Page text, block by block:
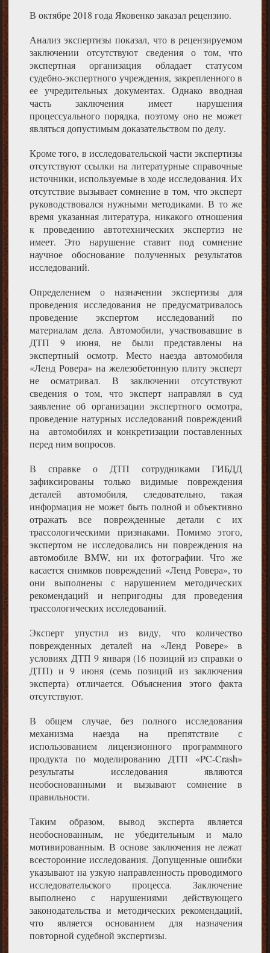
В октябре 2018 года Яковенко заказал рецензию.
Анализ экспертизы показал, что в рецензируемом
заключении отсутствуют сведения о том, что
экспертная организация обладает статусом
судебно-экспертного учреждения, закрепленного в
ее учредительных документах. Однако вводная
часть заключения имеет нарушения
процессуального порядка, поэтому оно не может
являться допустимым доказательством по делу.
Кроме того, в исследовательской части экспертизы
отсутствуют ссылки на литературные справочные
источники, используемые в ходе исследования. Их
отсутствие вызывает сомнение в том, что эксперт
руководствовался нужными методиками. В то же
время указанная литература, никакого отношения
к проведению автотехнических экспертиз не
имеет. Это нарушение ставит под сомнение
научное обоснование полученных результатов
исследований.
Определением о назначении экспертизы для
проведения исследования не предусматривалось
проведение экспертом исследований по
материалам дела. Автомобили, участвовавшие в
ДТП 9 июня, не были представлены на
экспертный осмотр. Место наезда автомобиля
«Ленд Ровера» на железобетонную плиту эксперт
не осматривал. В заключении отсутствуют
сведения о том, что эксперт направлял в суд
заявление об организации экспертного осмотра,
проведение натурных исследований повреждений
на автомобилях и конкретизации поставленных
перед ним вопросов.
В справке о ДТП сотрудниками ГИБДД
зафиксированы только видимые повреждения
деталей автомобиля, следовательно, такая
информация не может быть полной и объективно
отражать все поврежденные детали с их
трассологическими признаками. Помимо этого,
экспертом не исследовались ни повреждения на
автомобиле BMW, ни их фотографии. Что же
касается снимков повреждений «Ленд Ровера», то
они выполнены с нарушением методических
рекомендаций и непригодны для проведения
трассологических исследований.
Эксперт упустил из виду, что количество
поврежденных деталей на «Ленд Ровере» в
условиях ДТП 9 января (16 позиций из справки о
ДТП) и 9 июня (семь позиций из заключения
эксперта) отличается. Объяснения этого факта
отсутствуют.
В общем случае, без полного исследования
механизма наезда на препятствие с
использованиемлицензионного программного
продукта по моделированию ДТП «PC-Crash»
результаты исследования являются
необоснованными и вызывают сомнение в
правильности.
Таким образом, вывод эксперта является
необоснованным, не убедительным и мало
мотивированным. В основе заключения не лежат
всесторонние исследования. Допущенные ошибки
указывают на узкую направленность проводимого
исследовательского процесса. Заключение
выполнено с нарушениями действующего
законодательства и методических рекомендаций,
что является основанием для назначения
повторной судебной экспертизы.